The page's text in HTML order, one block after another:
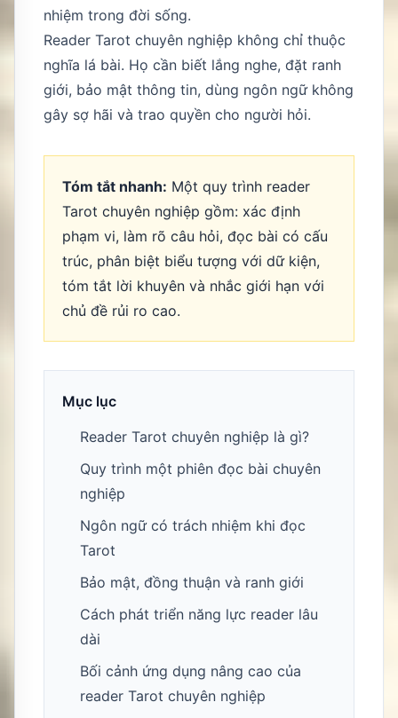
nhiệm trong đời sống.
Reader Tarot chuyên nghiệp không chỉ thuộc
nghĩa lá bài. Họ cần biết lắng nghe, đặt ranh
giới, bảo mật thông tin, dùng ngôn ngữ không
gây sợ hãi và trao quyền cho người hỏi.
Tóm tắt nhanh: Một quy trình reader
Tarot chuyên nghiệp gồm: xác định
phạm vi, làm rõ câu hỏi, đọc bài có cấu
trúc, phân biệt biểu tượng với dữ kiện,
tóm tắt lời khuyên và nhắc giới hạn với
chủ đề rủi ro cao.
Mục lục
Reader Tarot chuyên nghiệp là gì?
Quy trình một phiên đọc bài chuyên
nghiệp
Ngôn ngữ có trách nhiệm khi đọc
Tarot
Bảo mật, đồng thuận và ranh giới
Cách phát triển năng lực reader lâu
dài
Bối cảnh ứng dụng nâng cao của
reader Tarot chuyên nghiệp